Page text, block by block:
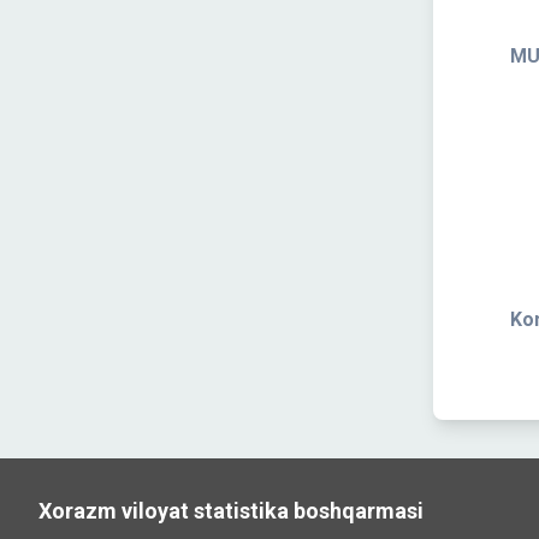
Xorazm viloyat statistika boshqarmasi